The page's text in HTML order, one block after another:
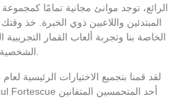
الرائع، توجد موانئ مجانية تمامًا
المبتدئين واللاعبين ذوي الخبرة. خذ
الخاصة بنا وتجربة ألعاب القمار